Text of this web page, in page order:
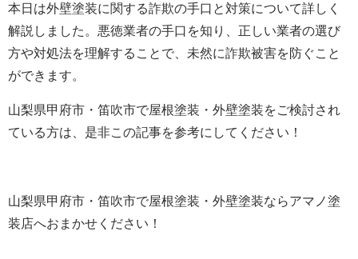
本日は外壁塗装に関する詐欺の手口と対策について詳しく
解説しました。悪徳業者の手口を知り、正しい業者の選び
方や対処法を理解することで、未然に詐欺被害を防ぐこと
ができます。
山梨県甲府市・笛吹市で屋根塗装・外壁塗装をご検討され
ている方は、是非この記事を参考にしてください！
山梨県甲府市・笛吹市で屋根塗装・外壁塗装ならアマノ塗
装店へおまかせください！